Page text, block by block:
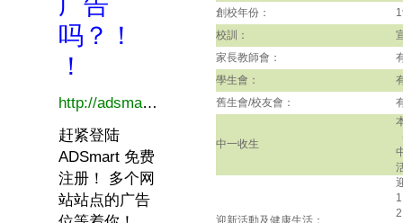
創校年份：
校訓：
家長教師會：
學生會：
舊生會/校友會：
中一收生
迎新活動及健康生活：